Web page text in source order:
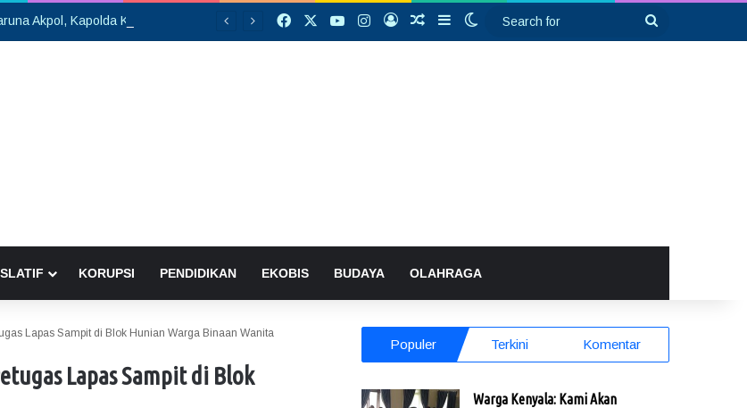
Facebook YouTubeInstagram
Log InRandom Article
SidebarSwitch skin
KORUPSI PENDIDIKAN EKOBIS BUDAYA OLAHRAGA
Lapas Sampit di Blok Hunian Warga Binaan Wanita
Lapas Sampit di Blok
Populer Terkini Komentar
Warga Kenyala: Kami Akan